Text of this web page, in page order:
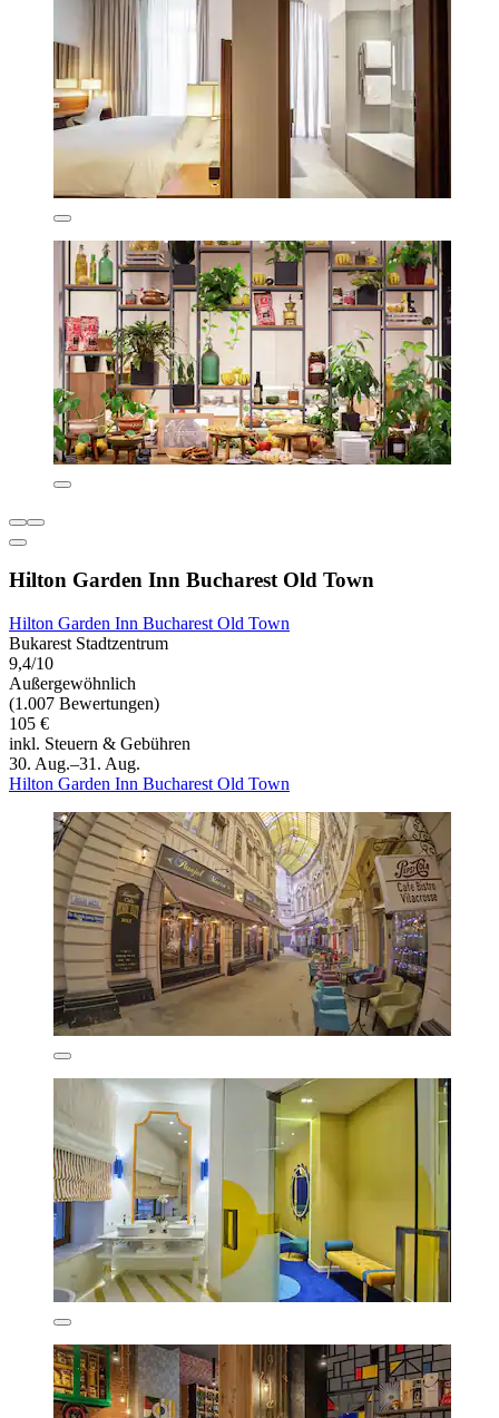
Hilton Garden Inn Bucharest Old Town
Hilton Garden Inn Bucharest Old Town
Bukarest Stadtzentrum
9,4/10
Außergewöhnlich
(1.007 Bewertungen)
105 €
inkl. Steuern & Gebühren
30. Aug.–31. Aug.
Hilton Garden Inn Bucharest Old Town